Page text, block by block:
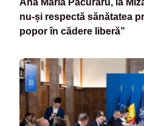
nu-și respectă sănătatea
popor în cădere liberă”